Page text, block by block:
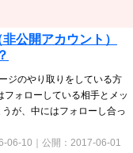
公開アカウント）
ジのやり取りをしている方
ォローしている相手とメッ
が、中にはフォローし合っ
06-10｜公開：2017-06-01